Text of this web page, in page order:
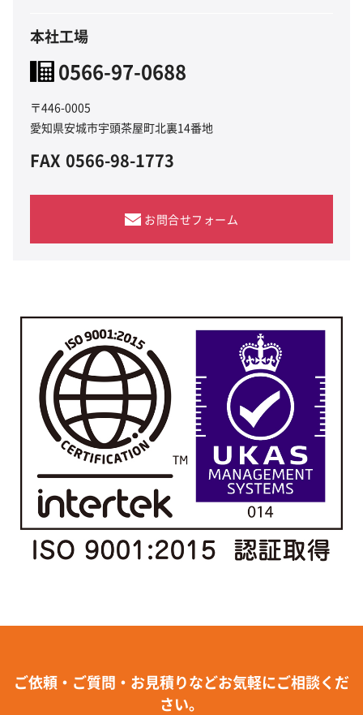
本社工場
0566-97-0688
〒446-0005
愛知県安城市宇頭茶屋町北裏14番地
FAX 0566-98-1773
お問合せフォーム
ご依頼・ご質問・お見積りなどお気軽にご相談くだ
さい。